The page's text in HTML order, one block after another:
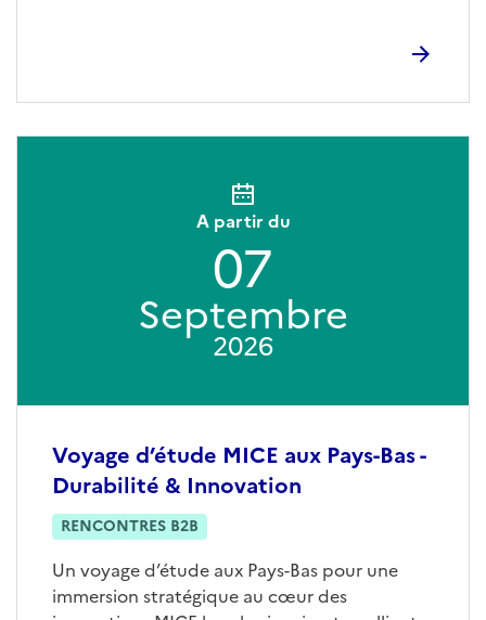
Voyage d’étude MICE aux Pays-Bas -
Durabilité & Innovation
RENCONTRES B2B
Un voyage d’étude aux Pays-Bas pour une
immersion stratégique au cœur des
A partir du
07
Septembre
2026